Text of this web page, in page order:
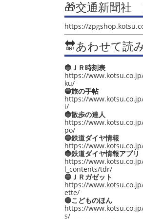
🎁交通新聞社
https://
🔛あわせて読
🔵ＪＲ時刻表
https://
ku/
🔵旅の手帖
https://
i/
🔵散歩の達人
https://
po/
🔵鉄道ダイヤ情報
https://
🔵鉄道ダイヤ情報アプリ
https://
l_contents/tdr/
🔵ＪＲガゼット
https://
ette/
🔵こどものほん
https://
s/